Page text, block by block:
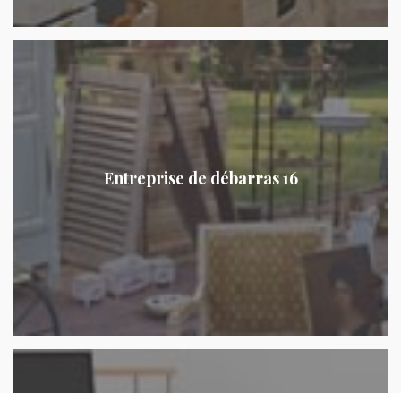
Entreprise de débarras 16